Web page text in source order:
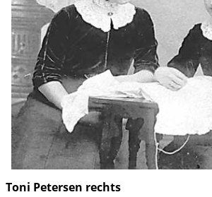
Toni Petersen rechts